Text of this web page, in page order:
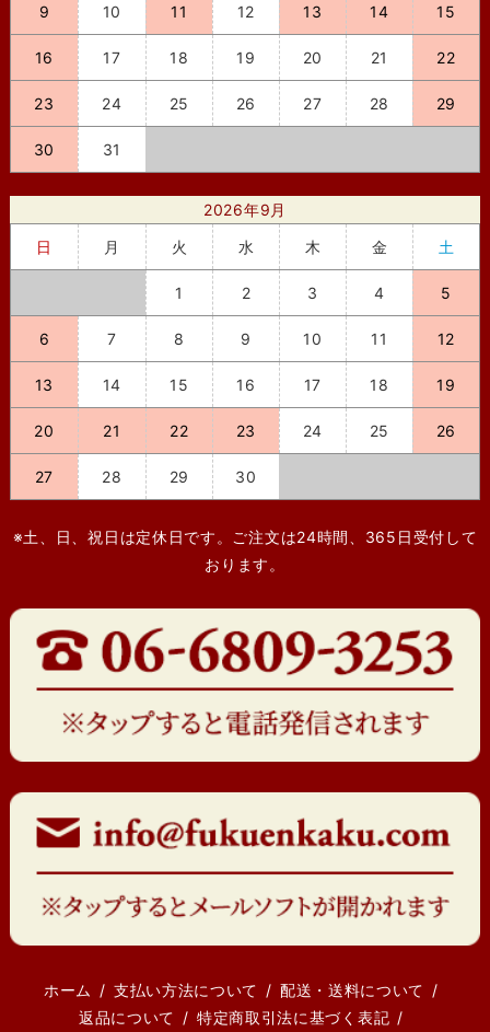
9 10 11 12 13 14 15
16 17 18 19 20 21 22
23 24 25 26 27 28 29
30 31
2026年9月
日
月 火 水 木 金 土
1 2 3 4 5
6 7 8 9 10 11 12
13 14 15 16 17 18 19
20 21 22 23 24 25 26
27 28 29 30
※土、日、祝日は定休日です。ご注文は24時間、365日受付して
おります。
ホーム 支払い方法について
配送・送料について
返品について
特定商取引法に基づく表記